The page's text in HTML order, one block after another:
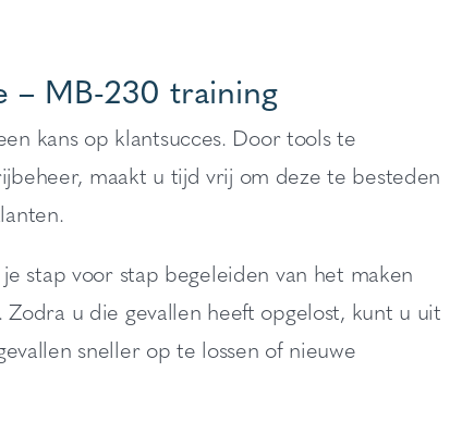
– MB-230 training
kans op klantsucces. Door tools te
maakt u tijd vrij om deze te besteden
stap voor stap begeleiden van het maken
u die gevallen heeft opgelost, kunt u uit
sneller op te lossen of nieuwe